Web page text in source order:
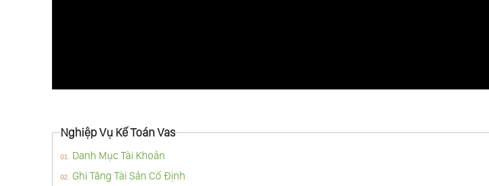
Nghiệp Vụ Kế Toán Vas
Danh Mục Tài Khoản
Ghi Tăng Tài Sản Cố Định